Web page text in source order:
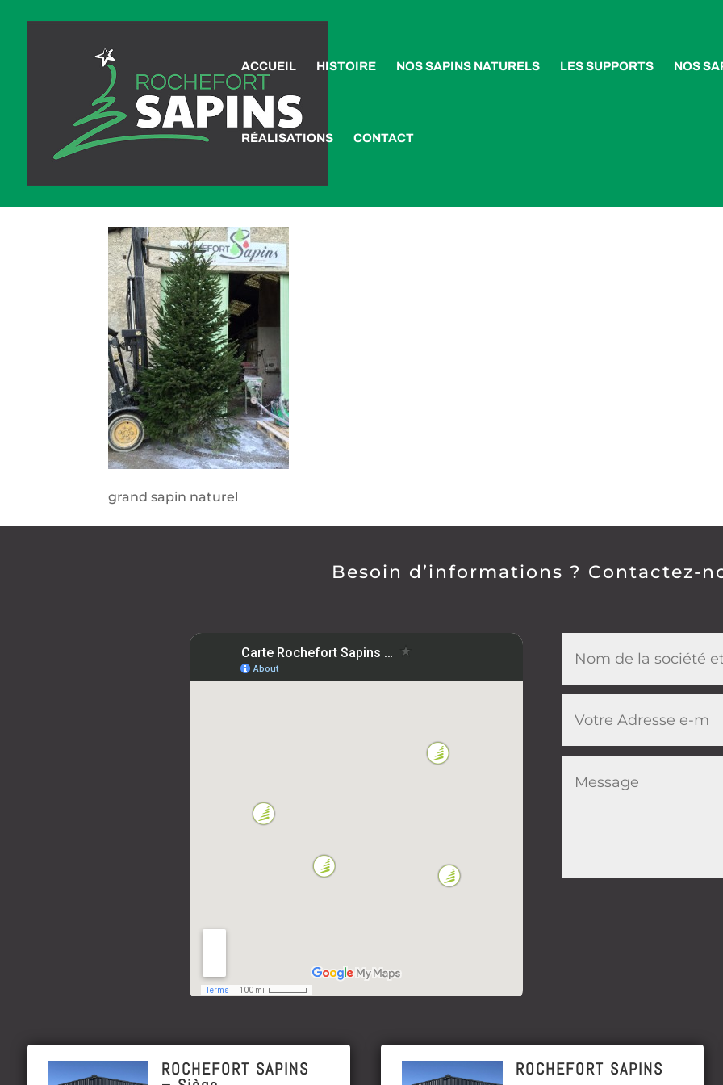
ACCUEIL HISTOIRE NOS SAPINS NATURELS LES SUPPORTS NOS
RÉALISATIONS CONTACT
grand sapin naturel
grand sapin naturel
Besoin d’informations ? Contactez-
ROCHEFORT SAPINS ROCHEFORT SAPINS